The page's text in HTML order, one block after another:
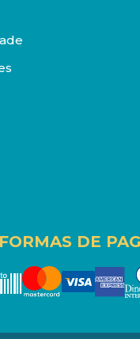
FORMAS DE